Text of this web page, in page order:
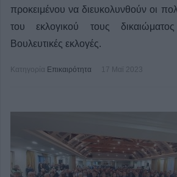
προκειμένου να διευκολυνθούν οι
του εκλογικού τους δικαιώματος
Βουλευτικές εκλογές.
Κατηγορία Επικαιρότητα 17 Μαϊ 2023